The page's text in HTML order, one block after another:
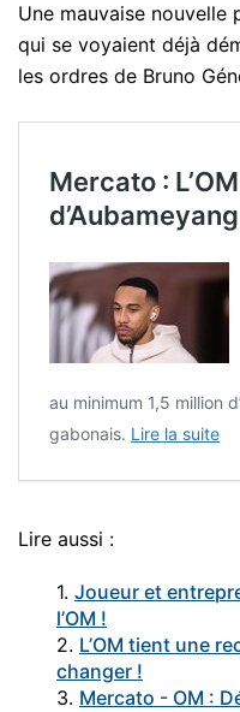
Une mauvaise nouvelle
qui se voyaient déjà
les ordres de Bruno
Mercato :
au minimum 1,5 million
gabonais. Lire la suite
Lire aussi :
1. Joueur et
l’OM !
2. L’OM tient une
changer !
3. Mercato - OM :